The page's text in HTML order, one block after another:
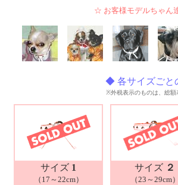
☆ お客様モデルちゃん
◆ 各サイズごと
※外税表示のものは、総額
サイズ 1
（17～22cm）
サイズ ２
（23～29cm